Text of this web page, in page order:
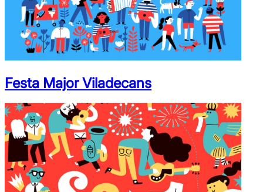
Festa Major Viladecans